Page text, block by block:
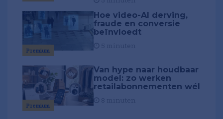
Premium
Hoe video-AI derving,
fraude en conversie
beïnvloedt
Premium
Van hype naar houdbaar
model: zo werken
retailabonnementen wél